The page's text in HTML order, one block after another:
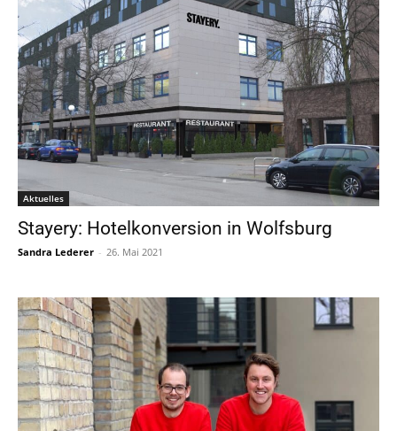
Aktuelles
Stayery: Hotelkonversion in Wolfsburg
Sandra Lederer - 26. Mai 2021